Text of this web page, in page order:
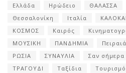
Ελλάδα
Ηρώδειο ΘΑΛΑΣΣΑ
Θεσσαλονίκη
Ιταλία
ΚΟΣΜΟΣ
Καιρός
ΜΟΥΣΙΚΗ
ΠΑΝΔΗΜΙΑ
ΡΩΣΙΑ
ΣΥΝΑΥΛΙΑ Σαν σήμερα
ΤΡΑΓΟΥΔΙ
Ταξίδια